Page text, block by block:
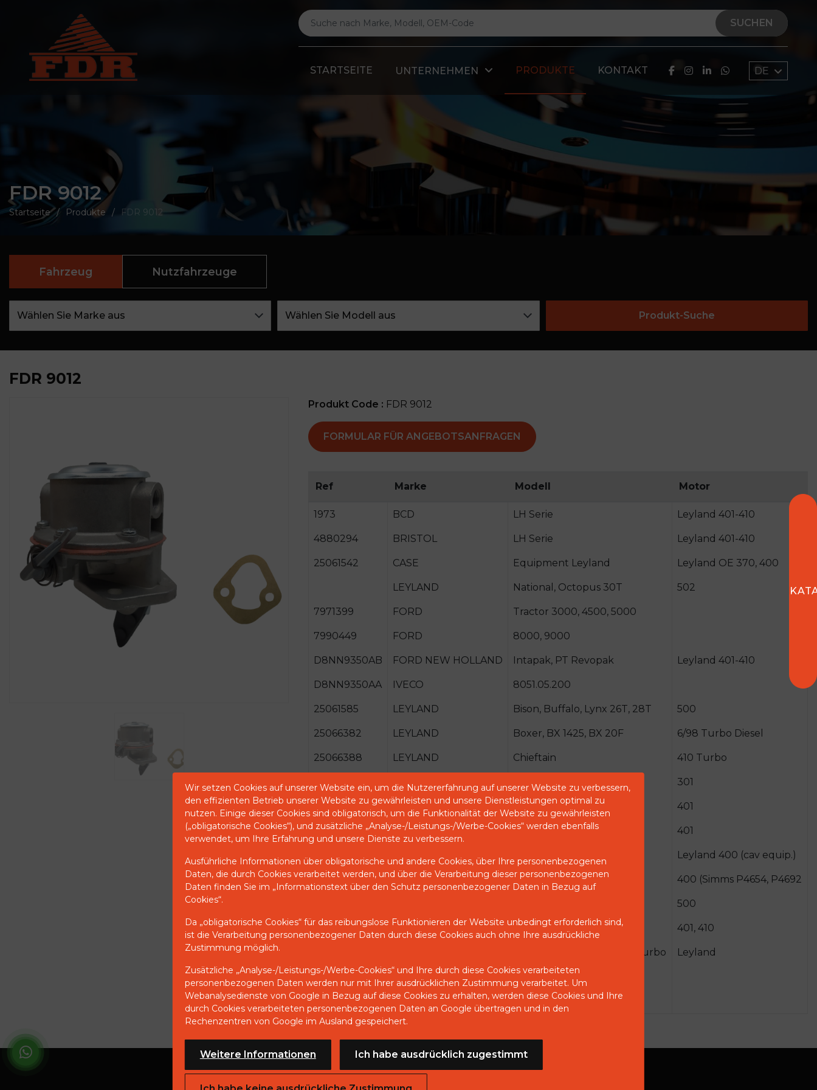
SUCHEN
STARTSEITE UNTERNEHMEN PRODUKTE KONTAKT DE
FDR 9012
Startseite Produkte FDR 9012
Fahrzeug Nutzfahrzeuge
Produkt-Suche
FDR 9012
Produkt Code : FDR 9012
FORMULAR FÜR ANGEBOTSANFRAGEN
Ref Marke Modell Motor
1973 BCD LH Serie Leyland 401-410
4880294 BRISTOL LH Serie Leyland 401-410
25061542 CASE Equipment Leyland Leyland OE 370, 400
LEYLAND National, Octopus 30T 502
7971399 FORD Tractor 3000, 4500, 5000
7990449 FORD 8000, 9000
D8NN9350AB FORD NEW HOLLAND Intapak, PT Revopak Leyland 401-410
D8NN9350AA IVECO 8051.05.200
25061585 LEYLAND Bison, Buffalo, Lynx 26T, 28T 500
25066382 LEYLAND Boxer, BX 1425, BX 20F 6/98 Turbo Diesel
25066388 LEYLAND Chieftain 410 Turbo
83991467 LEYLAND Clydesdale 301
4223471M91 LEYLAND Wiking EVK 55 401
461-217 LEYLAND clydesdale ECD 23, ECD 27 401
461-261 LEYLAND Industrial Leyland 400 (cav equip.)
461-314 LEYLAND Industrial 400 (Simms P4654, P4692
500
A512546/2 LEYLAND Reiver 401, 410
BX 84B0 city autotel 500 turbo Leyland
A504827 VOLVO
HFP314 VOLVO LM 621, LM 641, LM 4300
PDPL
Wir setzen Cookies auf unserer Website ein, um die Nutzererfahrung auf unserer Website zu verbessern,
den effizienten Betrieb unserer Website zu gewährleisten und unsere Dienstleistungen optimal zu
nutzen. Einige dieser Cookies sind obligatorisch, um die Funktionalität der Website zu gewährleisten
(„obligatorische Cookies“), und zusätzliche „Analyse-/Leistungs-/Werbe-Cookies“ werden ebenfalls
verwendet, um Ihre Erfahrung und unsere Dienste zu verbessern.
Ausführliche Informationen über obligatorische und andere Cookies, über Ihre personenbezogenen
Daten, die durch Cookies verarbeitet werden, und über die Verarbeitung dieser personenbezogenen
Daten finden Sie im „Informationstext über den Schutz personenbezogener Daten in Bezug auf
Cookies“.
Da „obligatorische Cookies“ für das reibungslose Funktionieren der Website unbedingt erforderlich sind,
ist die Verarbeitung personenbezogener Daten durch diese Cookies auch ohne Ihre ausdrückliche
Zustimmung möglich.
Zusätzliche „Analyse-/Leistungs-/Werbe-Cookies“ und Ihre durch diese Cookies verarbeiteten
personenbezogenen Daten werden nur mit Ihrer ausdrücklichen Zustimmung verarbeitet. Um
Webanalysedienste von Google in Bezug auf diese Cookies zu erhalten, werden diese Cookies und Ihre
durch Cookies verarbeiteten personenbezogenen Daten an Google übertragen und in den
Rechenzentren von Google im Ausland gespeichert.
Weitere Informationen Ich habe ausdrücklich zugestimmt